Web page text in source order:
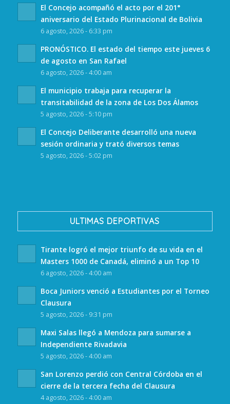
El Concejo acompañó el acto por el 201°
aniversario del Estado Plurinacional de Bolivia
6 agosto, 2026 - 6:33 pm
PRONÓSTICO. El estado del tiempo este jueves 6
de agosto en San Rafael
6 agosto, 2026 - 4:00 am
El municipio trabaja para recuperar la
transitabilidad de la zona de Los Dos Álamos
5 agosto, 2026 - 5:10 pm
El Concejo Deliberante desarrolló una nueva
sesión ordinaria y trató diversos temas
5 agosto, 2026 - 5:02 pm
ULTIMAS DEPORTIVAS
Tirante logró el mejor triunfo de su vida en el
Masters 1000 de Canadá, eliminó a un Top 10
6 agosto, 2026 - 4:00 am
Boca Juniors venció a Estudiantes por el Torneo
Clausura
5 agosto, 2026 - 9:31 pm
Maxi Salas llegó a Mendoza para sumarse a
Independiente Rivadavia
5 agosto, 2026 - 4:00 am
San Lorenzo perdió con Central Córdoba en el
cierre de la tercera fecha del Clausura
4 agosto, 2026 - 4:00 am